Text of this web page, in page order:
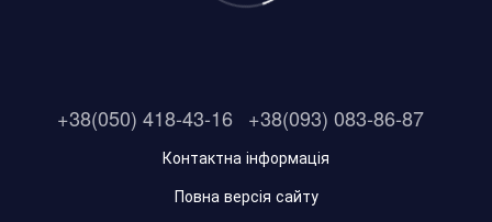
+38(050) 418-43-16 +38(093) 083-86-87
Контактна інформація
Повна версія сайту